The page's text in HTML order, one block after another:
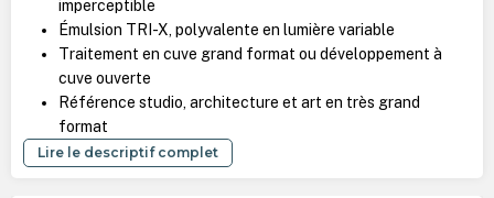
imperceptible
Émulsion TRI-X, polyvalente en lumière variable
Traitement en cuve grand format ou développement à
cuve ouverte
Référence studio, architecture et art en très grand
format
Lire le descriptif complet